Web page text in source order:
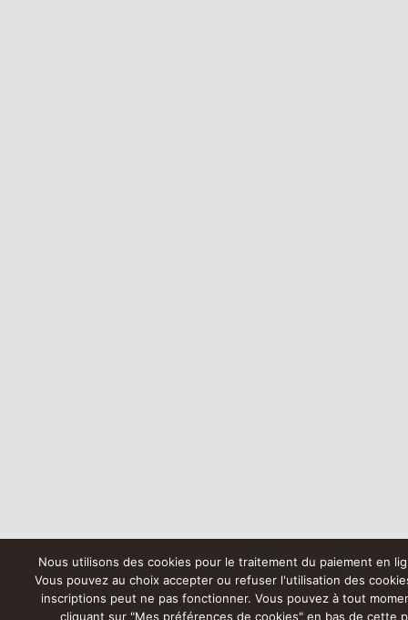
Nous utilisons des cookies pour le traitement du paiement en
Vous pouvez au choix accepter ou refuser l'utilisation des
inscriptions peut ne pas fonctionner. Vous pouvez à tout
cliquant sur "Mes préférences de cookies" en bas de cette